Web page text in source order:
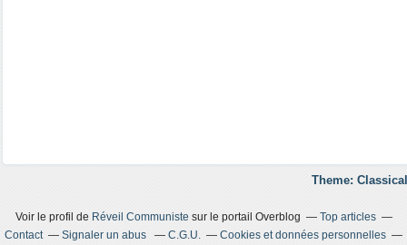
Theme:
Voir le profil de Réveil Communiste sur le portail Overblog
Top articles
Contact
Signaler un abus C.G.U.
Cookies et données personnelles